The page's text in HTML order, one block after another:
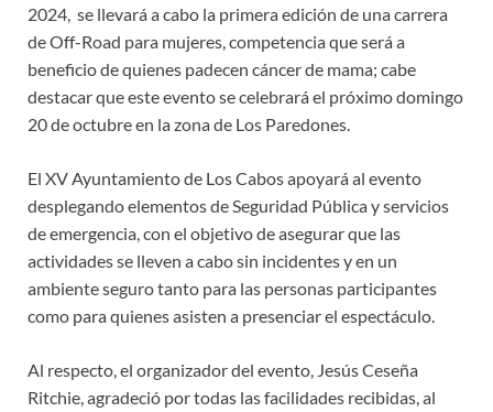
2024, se llevará a cabo la primera edición de una carrera
de Off-Road para mujeres, competencia que será a
beneficio de quienes padecen cáncer de mama; cabe
destacar que este evento se celebrará el próximo domingo
20 de octubre en la zona de Los Paredones.
El XV Ayuntamiento de Los Cabos apoyará al evento
desplegando elementos de Seguridad Pública y servicios
de emergencia, con el objetivo de asegurar que las
actividades se lleven a cabo sin incidentes y en un
ambiente seguro tanto para las personas participantes
como para quienes asisten a presenciar el espectáculo.
Al respecto, el organizador del evento, Jesús Ceseña
Ritchie, agradeció por todas las facilidades recibidas, al